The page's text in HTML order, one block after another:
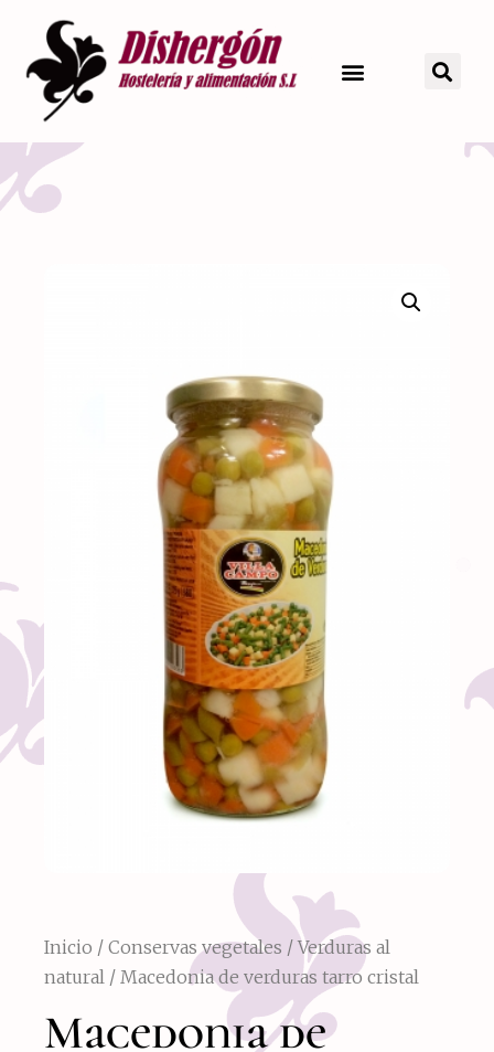
Inicio / Conservas vegetales /Verduras al
natural / Macedonia de verduras tarro cristal
Macedonia de